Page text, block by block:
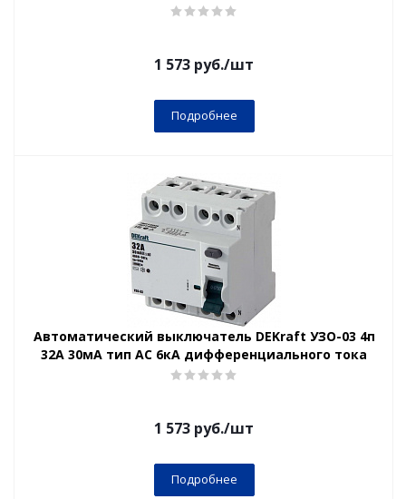
1 573 руб./шт
Подробнее
Автоматический выключатель DEKraft УЗО-03 4п
32А 30мА тип AC 6кА дифференциального тока
1 573 руб./шт
Подробнее